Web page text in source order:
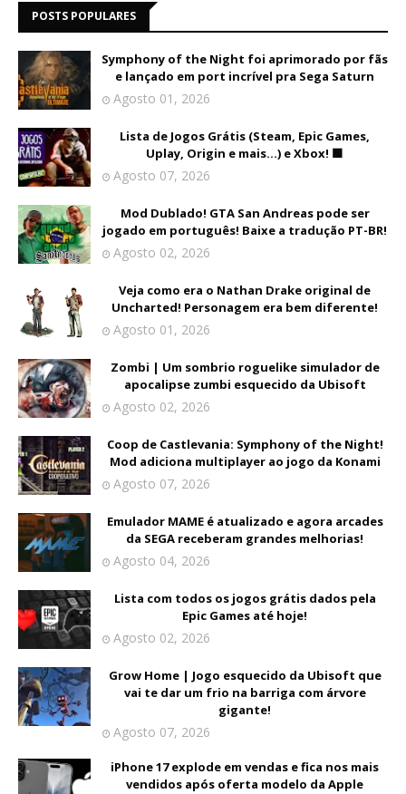
POSTS POPULARES
Symphony of the Night foi aprimorado por fãs
e lançado em port incrível pra Sega Saturn
Agosto 01, 2026
Lista de Jogos Grátis (Steam, Epic Games,
Uplay, Origin e mais...) e Xbox! 🟩
Agosto 07, 2026
Mod Dublado! GTA San Andreas pode ser
jogado em português! Baixe a tradução PT-BR!
Agosto 02, 2026
Veja como era o Nathan Drake original de
Uncharted! Personagem era bem diferente!
Agosto 01, 2026
Zombi | Um sombrio roguelike simulador de
apocalipse zumbi esquecido da Ubisoft
Agosto 02, 2026
Coop de Castlevania: Symphony of the Night!
Mod adiciona multiplayer ao jogo da Konami
Agosto 07, 2026
Emulador MAME é atualizado e agora arcades
da SEGA receberam grandes melhorias!
Agosto 04, 2026
Lista com todos os jogos grátis dados pela
Epic Games até hoje!
Agosto 02, 2026
Grow Home | Jogo esquecido da Ubisoft que
vai te dar um frio na barriga com árvore
gigante!
Agosto 07, 2026
iPhone 17 explode em vendas e fica nos mais
vendidos após oferta modelo da Apple